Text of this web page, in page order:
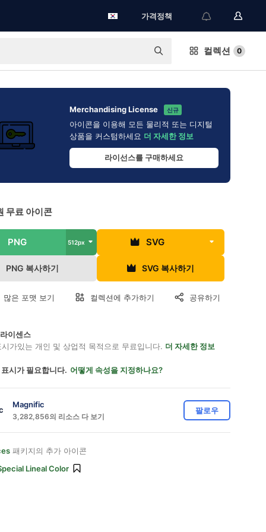
가격정책
컬렉션 0
Merchandising License 신규
아이콘을 이용해 모든 물리적 또는 디지털
상품을 커스텀하세요 더 자세한 정보
라이선스를 구매하세요
무료 아이콘
PNG 512px SVG
PNG 복사하기 SVG 복사하기
많은 포맷 보기 컬렉션에 추가하기 공유하기
이센스
가있는 개인 및 상업적 목적으로 무료입니다. 더 자세한 정보
시가 필요합니다. 어떻게 속성을 지정하나요?
Magnific
3,282,856의 리소스 다 보기
팔로우
패키지의 추가 아이콘
Lineal Color